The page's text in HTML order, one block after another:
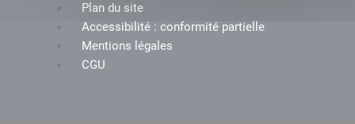
Plan du site
Accessibilité : conformité partielle
Mentions légales
CGU